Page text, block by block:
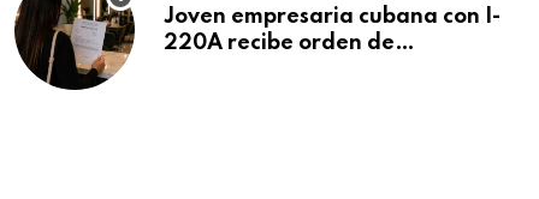
Joven empresaria cubana con I-
220A recibe orden de